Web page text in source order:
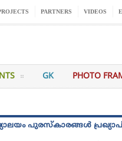
PARTNERS VIDEOS
GK PHOTO
പുരസ്‌കാരങ്ങൾ